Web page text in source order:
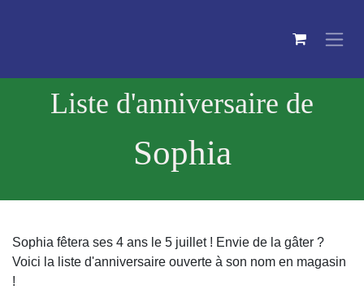
Liste d'anniversaire de
Sophia
Sophia fêtera ses 4 ans le 5 juillet ! Envie de la gâter ?
Voici la liste d'anniversaire ouverte à son nom en magasin
!